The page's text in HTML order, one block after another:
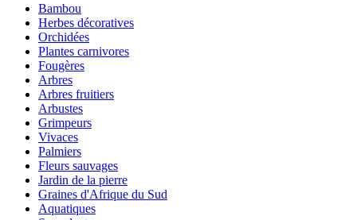
Bambou
Herbes décoratives
Orchidées
Plantes carnivores
Fougères
Arbres
Arbres fruitiers
Arbustes
Grimpeurs
Vivaces
Palmiers
Fleurs sauvages
Jardin de la pierre
Graines d'Afrique du Sud
Aquatiques